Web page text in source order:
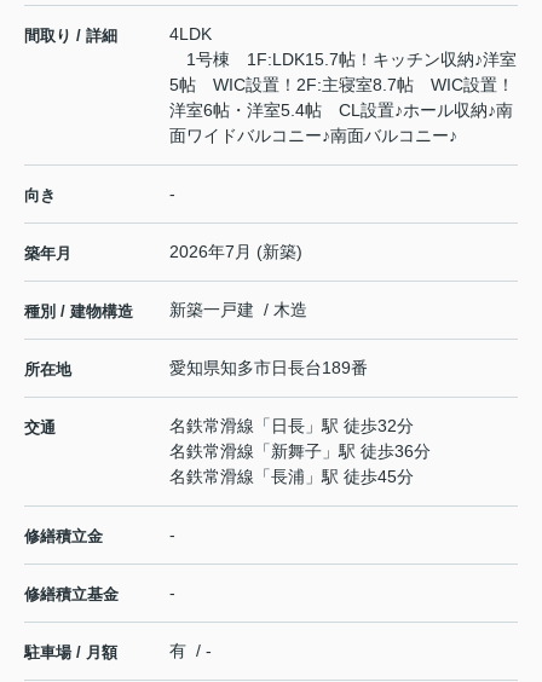
間取り / 詳細
4LDK
1号棟 1F:LDK15.7帖！キッチン収納♪洋室
5帖 WIC設置！2F:主寝室8.7帖 WIC設置！
洋室6帖・洋室5.4帖 CL設置♪ホール収納♪南
面ワイドバルコニー♪南面バルコニー♪
向き -
築年月 2026年7月 (新築)
種別 / 建物構造 新築一戸建 / 木造
所在地 愛知県知多市日長台189番
交通 名鉄常滑線 「 日長 」駅 徒歩32分
名鉄常滑線 「新舞子 」駅 徒歩36分
名鉄常滑線 「長浦 」駅 徒歩45分
修繕積立金 -
修繕積立基金 -
駐車場 / 月額 有 / -